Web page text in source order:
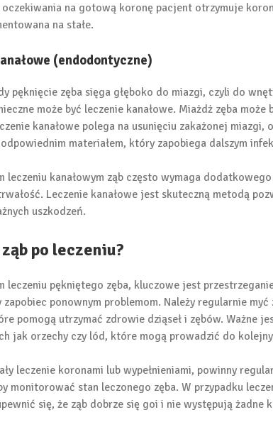
oczekiwania na gotową koronę pacjent otrzymuje
na stałe.
(endodontyczne)
pęknięcie zęba sięga głęboko do miazgi, czyli do
może być leczenie kanałowe. Miażdż zęba
kanałowe polega na usunięciu zakażonej miazgi,
materiałem, który zapobiega dalszym
leczeniu kanałowym ząb często wymaga
Leczenie kanałowe jest skuteczną metodą
uszkodzeń.
po leczeniu?
leczeniu pękniętego zęba, kluczowe jest
zapobiec ponownym problemom. Należy regularnie
pomogą utrzymać zdrowie dziąseł i zębów. Ważne
jak orzechy czy lód, które mogą prowadzić do
leczenie koronami lub wypełnieniami, powinny
monitorować stan leczonego zęba. W przypadku
się, że ząb dobrze się goi i nie występują żadne